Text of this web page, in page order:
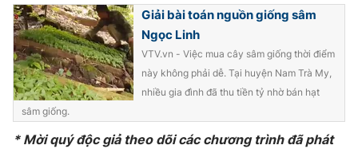
Liên hệ tòa soạn English
THỜI BÁO VTV
Giải bài toán nguồn giống sâm
Ngọc Linh
VTV.vn - Việc mua cây sâm giống thời điểm
này không phải dễ. Tại huyện Nam Trà My,
nhiều gia đình đã thu tiền tỷ nhờ bán hạt
sâm giống.
* Mời quý độc giả theo dõi các chương trình đã phát